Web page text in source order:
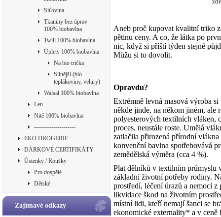
Síťovina
Tkaniny bez úprav
100% biobavlna
Twill 100% biobavlna
Úplety 100% biobavlna
Na bio trička
Silnější (bio
teplákoviny, velury)
Walsal 100% biobavlna
Len
Nitě 100% biobavlna
---------------------
EKO DROGERIE
DÁRKOVÉ CERTIFIKÁTY
Ústenky / Roušky
Pro dospělé
Dětské
Zajímavé odkazy
Aneb proč kupovat kvalitní triko
pětinu ceny. A co, že látka po
nic, když si příští týden stejně
Můžu si to dovolit.
Opravdu?
Extrémně levná masová výroba
někde jinde, na někom jiném, ale
polyesterových textilních vláken,
proces, neustále roste. Umělá
zatlačila přirozená přírodní
konvenční bavlna spotřebovává
zemědělská výměra (cca 4 %).
Plat dělníků v textilním průmyslu
základní životní potřeby rodiny.
prostředí, léčení úrazů a nemocí
likvidace škod na životním
místní lidi, kteří nemají šanci se
ekonomické externality* a v ceně